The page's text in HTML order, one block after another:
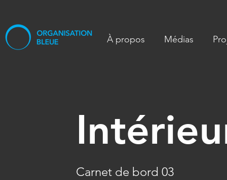
À propos Médias
Carnet de bord 03